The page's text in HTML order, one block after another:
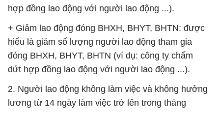
hợp đồng lao động với người lao động ...).
+ Giảm lao động đóng BHXH, BHYT, BHTN: được
hiểu là giảm số lượng người lao động tham gia
đóng BHXH, BHYT, BHTN (ví dụ: công ty chấm
dứt hợp đồng lao động với người lao động ...).
2. Người lao động không làm việc và không hưởng
lương từ 14 ngày làm việc trở lên trong tháng